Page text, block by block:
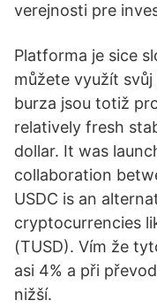
verejnosti pre
Platforma je sice
můžete využít svůj
burza jsou totiž
relatively fresh
dollar. It was
collaboration
USDC is an
cryptocurrencies
(TUSD). Vím že
asi 4% a při
nižší.